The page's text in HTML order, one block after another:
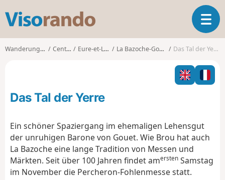
s
o
o
T
o
g
l
n
a
i
Wanderungen Centre Eure-et-Loir La Bazoche-Gouet Das Tal der Yerre
Das Tal der Yerre
Ein schöner Spaziergang im ehemaligen Lehensgut
der unruhigen Barone von Gouet. Wie Brou hat auch
La Bazoche eine lange Tradition von Messen und
Märkten. Seit über 100 Jahren findet amersten Samstag
im November die Percheron-Fohlenmesse statt.